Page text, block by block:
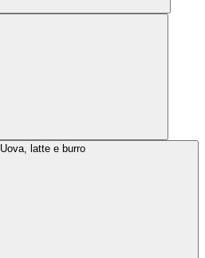
Uova, latte e burro